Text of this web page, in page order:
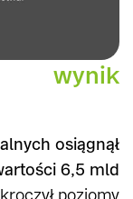
wynik
osiągnął
6,5 mld